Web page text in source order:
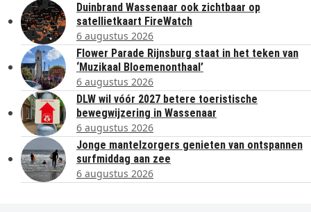
Duinbrand Wassenaar ook zichtbaar op
satellietkaart FireWatch
6 augustus 2026
Flower Parade Rijnsburg staat in het teken van
‘Muzikaal Bloemenonthaal’
6 augustus 2026
DLW wil vóór 2027 betere toeristische
bewegwijzering in Wassenaar
6 augustus 2026
Jonge mantelzorgers genieten van ontspannen
surfmiddag aan zee
6 augustus 2026